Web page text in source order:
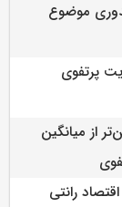
موضوع
پرتفوی
از میانگین
رانتی